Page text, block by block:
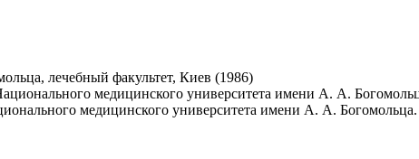
лечебный факультет, Киев (1986)
медицинского университета имени А. А.
медицинского университета имени А. А.